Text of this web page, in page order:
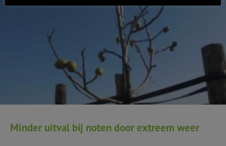
Minder uitval bij noten door extreem weer